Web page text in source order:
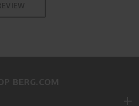
BERG.COM